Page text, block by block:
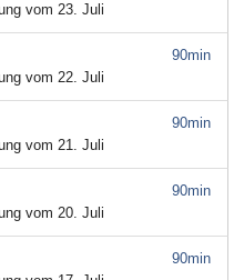
vom 23. Juli
90min
vom 22. Juli
90min
vom 21. Juli
90min
vom 20. Juli
90min